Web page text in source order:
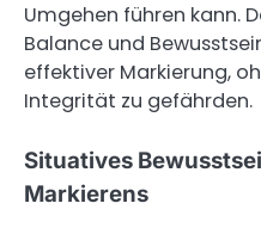
Umgehen führen kann.
Balance und
effektiver Markierung,
Integrität zu gefährden.
Situatives
Markierens